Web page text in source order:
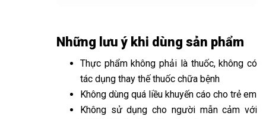
Những lưu ý khi dùng sản phẩm
Thực phẩm không phải là thuốc, không có
tác dụng thay thế thuốc chữa bệnh
Không dùng quá liều khuyến cáo cho trẻ em
Không sử dụng cho người mẫn cảm với